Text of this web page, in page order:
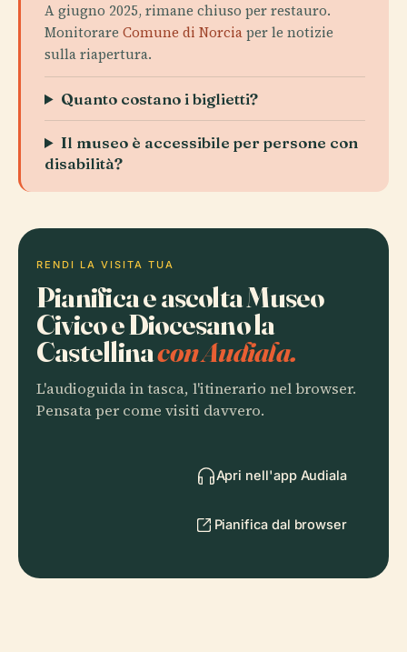
A giugno 2025, rimane chiuso per restauro.
Monitorare Comune di Norciaper le notizie
sulla riapertura.
Quanto costano i biglietti?
Il museo è accessibile per persone con
disabilità?
RENDI LA VISITA TUA
Pianifica e ascolta Museo
Civico e Diocesano la
Castellinacon Audiala.
L'audioguida in tasca, l'itinerario nel browser.
Pensata per come visiti davvero.
Apri nell'app Audiala
Pianifica dal browser